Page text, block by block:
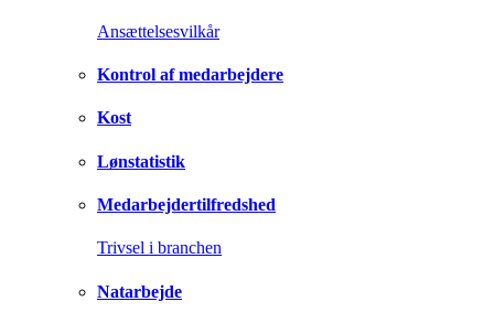
Ansættelsesvilkår
Kontrol af medarbejdere
Kost
Lønstatistik
Medarbejdertilfredshed
Trivsel i branchen
Natarbejde